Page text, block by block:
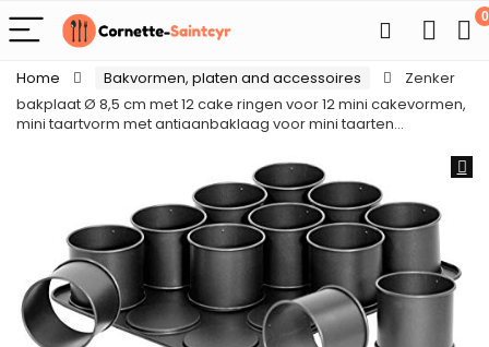
0
Home Bakvormen, platen and accessoires
Zenker
bakplaat Ø 8,5 cm met 12 cake ringen voor 12 mini cakevormen,
mini taartvorm met antiaanbaklaag voor mini taarten…